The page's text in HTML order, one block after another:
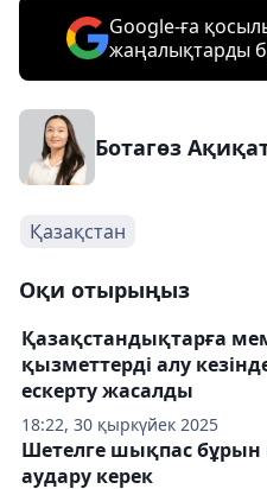
Google-ға
жаңалықтарды
Ботагөз
Қазақстан
Оқи отырыңыз
18:22, 30 қыркүйек 2025
Қазақстандықтарға
қызметтерді алу
ескерту жасалды
Шетелге шықпас бұрын
аудару керек